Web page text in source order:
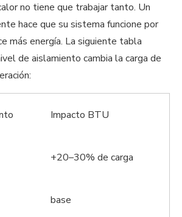
no tiene que trabajar tanto. Un
hace que su sistema funcione por
más energía. La siguiente tabla
de aislamiento cambia la carga de
Impacto BTU
+20–30% de carga
base